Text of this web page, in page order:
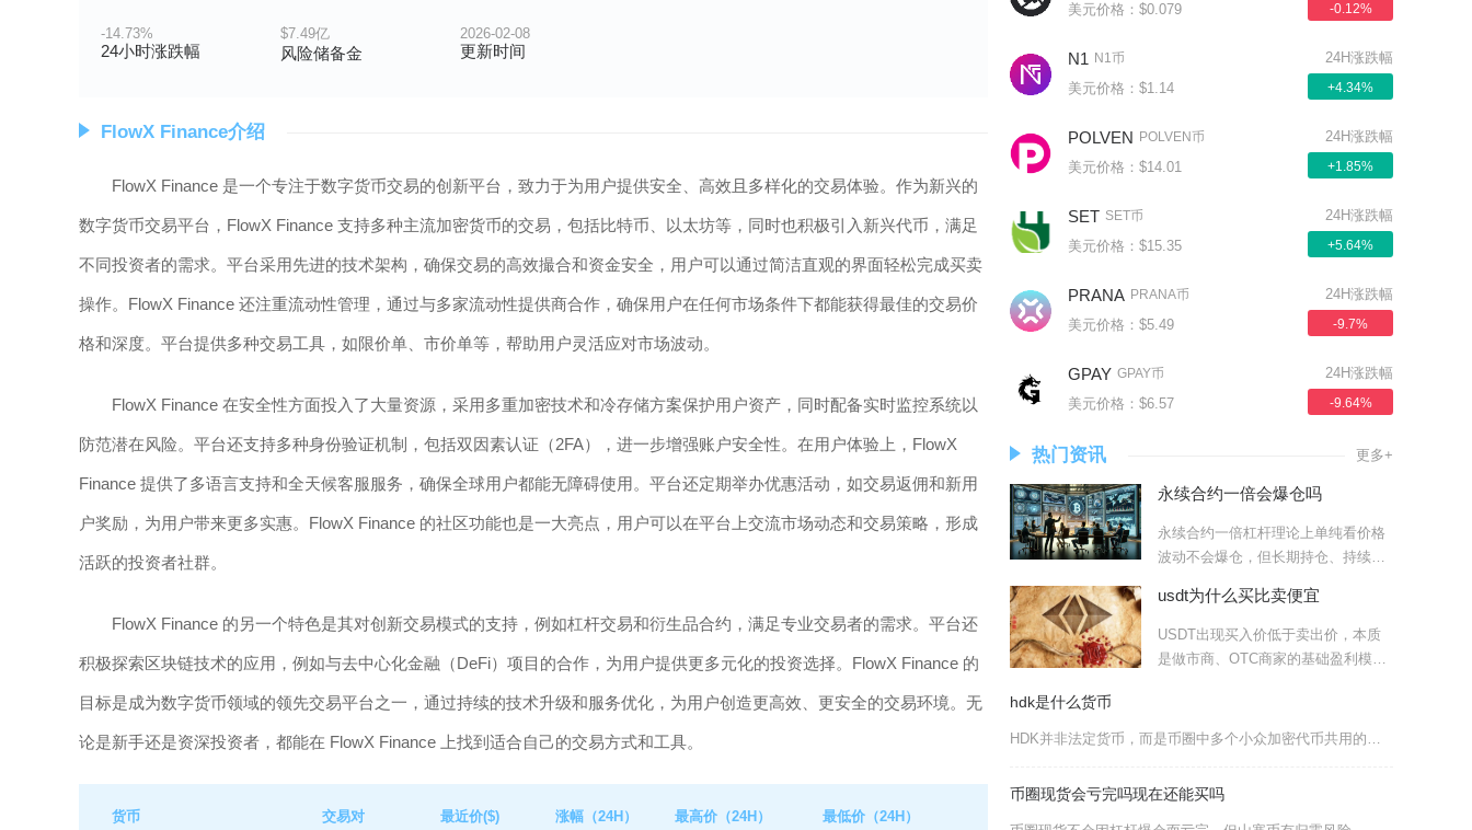
-14.73%
24小时涨跌幅
$7.49亿
风险储备金
2026-02-08
更新时间
FlowX Finance介绍
FlowX Finance 是一个专注于数字货币交易的创新平台，致力于为用户提供安全、高效且多样化的交易体验。作为新兴的
数字货币交易平台，FlowX Finance 支持多种主流加密货币的交易，包括比特币、以太坊等，同时也积极引入新兴代币，满足
不同投资者的需求。平台采用先进的技术架构，确保交易的高效撮合和资金安全，用户可以通过简洁直观的界面轻松完成买卖
操作。FlowX Finance 还注重流动性管理，通过与多家流动性提供商合作，确保用户在任何市场条件下都能获得最佳的交易价
格和深度。平台提供多种交易工具，如限价单、市价单等，帮助用户灵活应对市场波动。
FlowX Finance 在安全性方面投入了大量资源，采用多重加密技术和冷存储方案保护用户资产，同时配备实时监控系统以
防范潜在风险。平台还支持多种身份验证机制，包括双因素认证（2FA），进一步增强账户安全性。在用户体验上，FlowX
Finance 提供了多语言支持和全天候客服服务，确保全球用户都能无障碍使用。平台还定期举办优惠活动，如交易返佣和新用
户奖励，为用户带来更多实惠。FlowX Finance 的社区功能也是一大亮点，用户可以在平台上交流市场动态和交易策略，形成
活跃的投资者社群。
FlowX Finance 的另一个特色是其对创新交易模式的支持，例如杠杆交易和衍生品合约，满足专业交易者的需求。平台还
积极探索区块链技术的应用，例如与去中心化金融（DeFi）项目的合作，为用户提供更多元化的投资选择。FlowX Finance 的
目标是成为数字货币领域的领先交易平台之一，通过持续的技术升级和服务优化，为用户创造更高效、更安全的交易环境。无
论是新手还是资深投资者，都能在 FlowX Finance 上找到适合自己的交易方式和工具。
货币 交易对 最近价($) 涨幅（24H） 最高价（24H） 最低价（24H）
美元价格：$0.079 -0.12%
N1 N1币
美元价格：$1.14
24H涨跌幅
+4.34%
POLVEN POLVEN币
美元价格：$14.01
24H涨跌幅
+1.85%
SET SET币
美元价格：$15.35
24H涨跌幅
+5.64%
PRANA PRANA币
美元价格：$5.49
24H涨跌幅
-9.7%
GPAY GPAY币
美元价格：$6.57
24H涨跌幅
-9.64%
热门资讯 更多+
永续合约一倍会爆仓吗
永续合约一倍杠杆理论上单纯看价格
波动不会爆仓，但长期持仓、持续扣
usdt为什么买比卖便宜
USDT出现买入价低于卖出价，本质
是做市商、OTC商家的基础盈利模
hdk是什么货币
HDK并非法定货币，而是币圈中多个小众加密代币共用的缩写符号，目前市场上认可度较高、信息可
币圈现货会亏完吗现在还能买吗